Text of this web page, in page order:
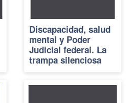
Discapacidad, salud
mental y Poder
Judicial federal. La
trampa silenciosa